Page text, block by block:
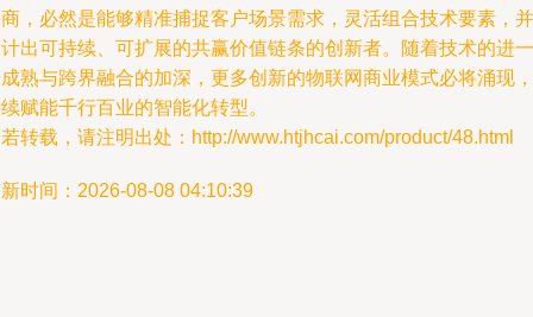
，必然是能够精准捕捉客户场景需求，灵活组合技术要素，并
出可持续、可扩展的共赢价值链条的创新者。随着技术的进一
熟与跨界融合的加深，更多创新的物联网商业模式必将涌现，
赋能千行百业的智能化转型。
转载，请注明出处：http://www.htjhcai.com/product/48.html
时间：2026-08-08 04:10:39